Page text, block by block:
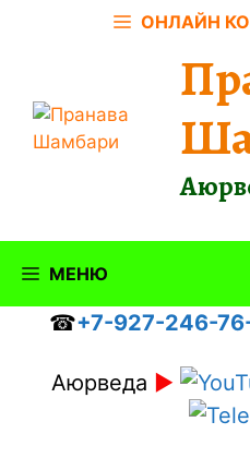
ОНЛАЙН
МЕНЮ
☎+7-927-246-
Аюрведа ►